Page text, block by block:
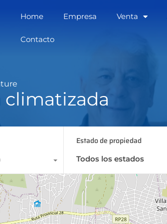
Home Empresa Venta
Contacto
climatizada
Estado de propiedad
Todos los estados